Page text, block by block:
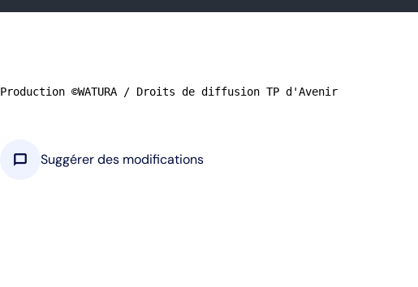
Production ©WATURA / Droits de diffusion TP d'Avenir
chat_bubble Suggérer des modifications